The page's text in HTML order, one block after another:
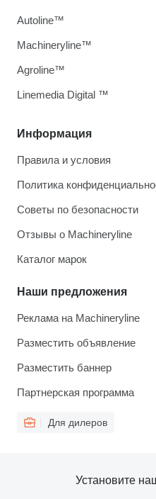
Информация
Правила и условия
Политика
Советы по безопасности
Отзывы о Machineryline
Каталог марок
Наши предложения
Реклама на Machineryline
Разместить объявление
Разместить баннер
Партнерская программа
Для дилеров
Autoline™
Machineryline™
Agroline™
Linemedia Digital ™
Установите